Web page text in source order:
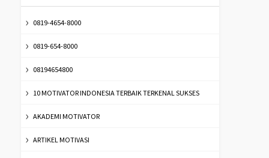
0819-4654-8000
0819-654-8000
08194654800
10 MOTIVATOR INDONESIA TERBAIK TERKENAL SUKSES
AKADEMI MOTIVATOR
ARTIKEL MOTIVASI